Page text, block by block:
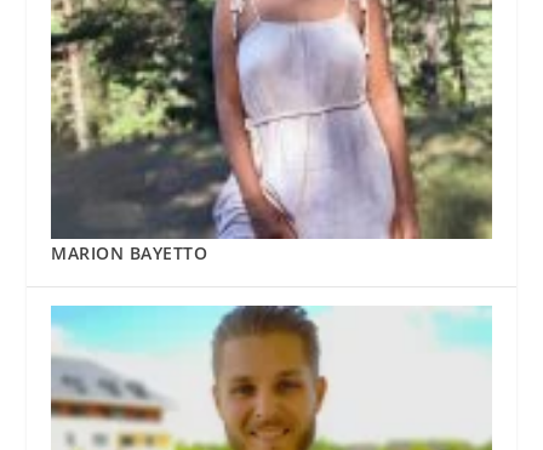
MARION BAYETTO